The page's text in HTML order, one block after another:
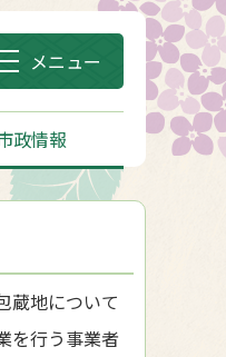
メニュー
政情報
蔵地について
を行う事業者